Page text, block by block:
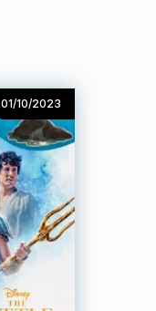
01/10/2023